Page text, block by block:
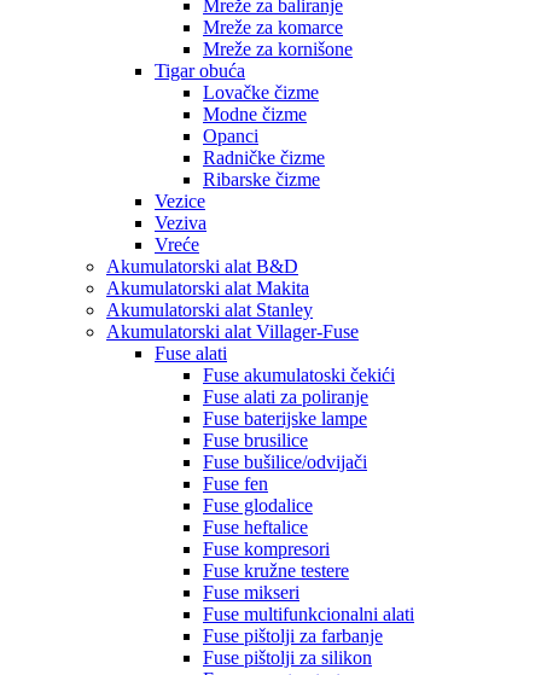
Mreže za baliranje
Mreže za komarce
Mreže za kornišone
Tigar obuća
Lovačke čizme
Modne čizme
Opanci
Radničke čizme
Ribarske čizme
Vezice
Veziva
Vreće
Akumulatorski alat B&D
Akumulatorski alat Makita
Akumulatorski alat Stanley
Akumulatorski alat Villager-Fuse
Fuse alati
Fuse akumulatoski čekići
Fuse alati za poliranje
Fuse baterijske lampe
Fuse brusilice
Fuse bušilice/odvijači
Fuse fen
Fuse glodalice
Fuse heftalice
Fuse kompresori
Fuse kružne testere
Fuse mikseri
Fuse multifunkcionalni alati
Fuse pištolji za farbanje
Fuse pištolji za silikon